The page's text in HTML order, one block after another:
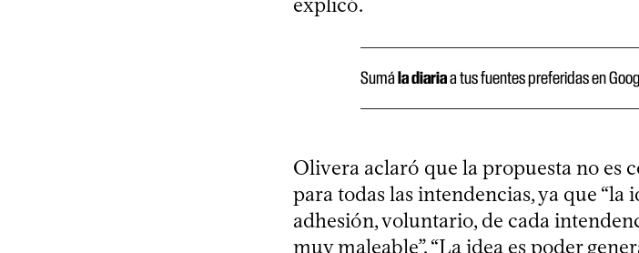
Sumála diariaa tus fuentes preferidas en
Olivera aclaró que la propuesta no es
para todas las intendencias, ya que “la
adhesión, voluntario, de cada
muy maleable”. “La idea es poder